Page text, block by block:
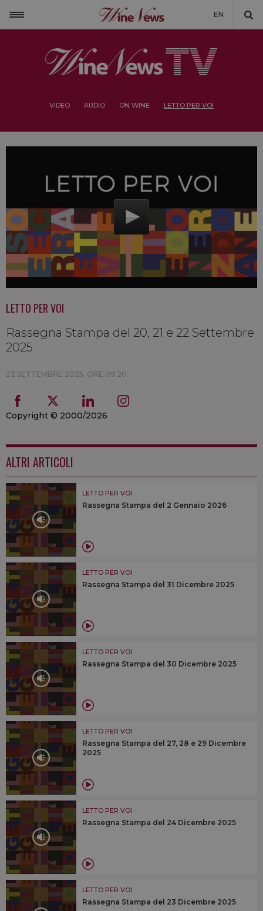
EN
VIDEO AUDIO ON WINE LETTO PER VOI
LETTO PER VOI
Rassegna Stampa del 20, 21 e 22 Settembre
2025
22 SETTEMBRE 2025, ORE 09:20
Copyright © 2000/2026
ALTRI ARTICOLI
LETTO PER VOI
Rassegna Stampa del 2 Gennaio 2026
LETTO PER VOI
Rassegna Stampa del 31 Dicembre 2025
LETTO PER VOI
Rassegna Stampa del 30 Dicembre 2025
LETTO PER VOI
Rassegna Stampa del 27, 28 e 29 Dicembre
2025
LETTO PER VOI
Rassegna Stampa del 24 Dicembre 2025
LETTO PER VOI
Rassegna Stampa del 23 Dicembre 2025